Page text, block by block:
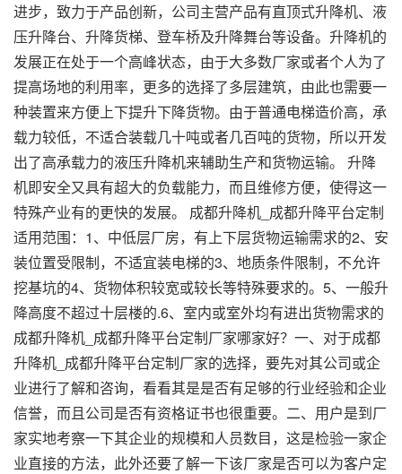
进步，致力于产品创新，公司主营产品有直顶式升降机、液
压升降台、升降货梯、登车桥及升降舞台等设备。升降机的
发展正在处于一个高峰状态，由于大多数厂家或者个人为了
提高场地的利用率，更多的选择了多层建筑，由此也需要一
种装置来方便上下提升下降货物。由于普通电梯造价高，承
载力较低，不适合装载几十吨或者几百吨的货物，所以开发
出了高承载力的液压升降机来辅助生产和货物运输。 升降
机即安全又具有超大的负载能力，而且维修方便，使得这一
特殊产业有的更快的发展。 成都升降机 _成都升降平台定制
适用范围：1、中低层厂房，有上下层货物运输需求的2、安
装位置受限制，不适宜装电梯的3、地质条件限制，不允许
挖基坑的4、货物体积较宽或较长等特殊要求的。5、一般升
降高度不超过十层楼的.6、室内或室外均有进出货物需求的
成都升降机 _成都升降平台定制厂家哪家好？一、对于成都
升降机 _成都升降平台定制厂家的选择，要先对其公司或企
业进行了解和咨询，看看其是是否有足够的行业经验和企业
信誉，而且公司是否有资格证书也很重要。二、用户是到厂
家实地考察一下其企业的规模和人员数目，这是检验一家企
业直接的方法，此外还要了解一下该厂家是否可以为客户定